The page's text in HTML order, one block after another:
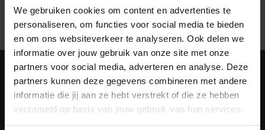
We gebruiken cookies om content en advertenties te
personaliseren, om functies voor social media te bieden
en om ons websiteverkeer te analyseren. Ook delen we
informatie over jouw gebruik van onze site met onze
partners voor social media, adverteren en analyse. Deze
partners kunnen deze gegevens combineren met andere
informatie die jij aan ze hebt verstrekt of die ze hebben
verzameld op basis van jouw gebruik van hun services.